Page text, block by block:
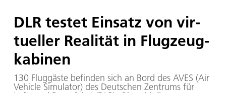
DLR tes­tet Ein­satz von vir­
tu­el­ler Rea­li­tät in Flug­zeug­
ka­bi­nen
130 Fluggäste befinden sich an Bord des AVES (Air
Vehicle Simulator) des Deutschen Zentrums für